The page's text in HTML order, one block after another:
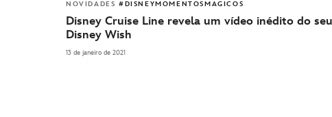
NOVIDADES #DISNEYMOMENTOSMAGICOS
Disney Cruise Line revela um vídeo inédito do
Disney Wish
13 de janeiro de 2021